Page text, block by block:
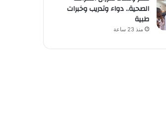
الصحية.. دواء وتدريب وخبرات
طبية
منذ 23 ساعة